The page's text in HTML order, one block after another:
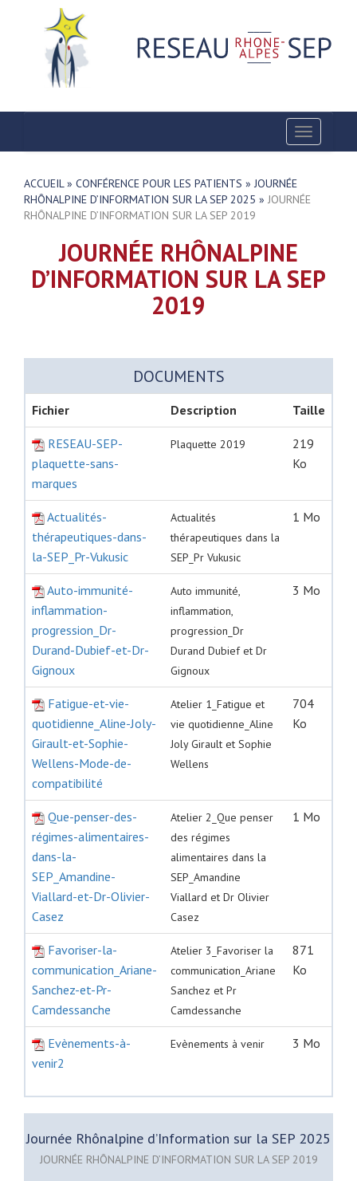
Toggle
ACCUEIL» CONFÉRENCE POUR LES PATIENTS » JOURNÉE
RHÔNALPINE D’INFORMATION SUR LA SEP 2025 » JOURNÉE
RHÔNALPINE D’INFORMATION SUR LA SEP 2019
JOURNÉE RHÔNALPINE
D’INFORMATION SUR LA SEP
2019
DOCUMENTS
Fichier Description Taille
RESEAU-SEP-
plaquette-sans-
marques
Plaquette 2019
219
Ko
Actualités-
thérapeutiques-dans-
la-SEP_Pr-Vukusic
Actualités
thérapeutiques dans la
SEP_Pr Vukusic
1 Mo
Auto-immunité-
inflammation-
progression_Dr-
Durand-Dubief-et-Dr-
Gignoux
Auto immunité,
inflammation,
progression_Dr
Durand Dubief et Dr
Gignoux
3 Mo
Fatigue-et-vie-
quotidienne_Aline-Joly-
Girault-et-Sophie-
Wellens-Mode-de-
compatibilité
Atelier 1_Fatigue et
vie quotidienne_Aline
Joly Girault et Sophie
Wellens
704
Ko
Que-penser-des-
régimes-alimentaires-
dans-la-
SEP_Amandine-
Viallard-et-Dr-Olivier-
Casez
Atelier 2_Que penser
des régimes
alimentaires dans la
SEP_Amandine
Viallard et Dr Olivier
Casez
1 Mo
Favoriser-la-
communication_Ariane-
Sanchez-et-Pr-
Camdessanche
Atelier 3_Favoriser la
communication_Ariane
Sanchez et Pr
Camdessanche
871
Ko
Evènements-à-
venir2
Evènements à venir 3 Mo
Journée Rhônalpine d’Information sur la SEP 2025
JOURNÉE RHÔNALPINE D’INFORMATION SUR LA SEP 2019